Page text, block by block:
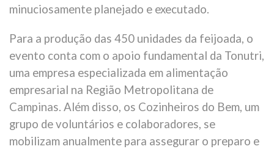
minuciosamente planejado e executado.
Para a produção das 450 unidades da feijoada, o
evento conta com o apoio fundamental da Tonutri,
uma empresa especializada em alimentação
empresarial na Região Metropolitana de
Campinas. Além disso, os Cozinheiros do Bem, um
grupo de voluntários e colaboradores, se
mobilizam anualmente para assegurar o preparo e